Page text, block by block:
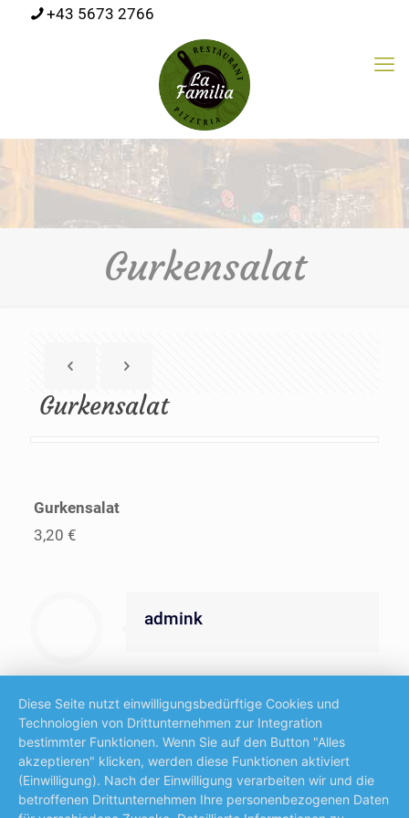
+43 5673 2766
Gurkensalat
Gurkensalat
Gurkensalat
3,20 €
admink
© 2025 Restaurant & Pizzeria La Familia
Ehrwald. All Rights Reserved.Impressum|
Datenschutz
Diese Seite nutzt einwilligungsbedürftige Cookies und
Technologien von Drittunternehmen zur Integration
bestimmter Funktionen. Wenn Sie auf den Button "Alles
akzeptieren" klicken, werden diese Funktionen aktiviert
(Einwilligung). Nach der Einwilligung verarbeiten wir und die
betroffenen Drittunternehmen Ihre personenbezogenen Daten